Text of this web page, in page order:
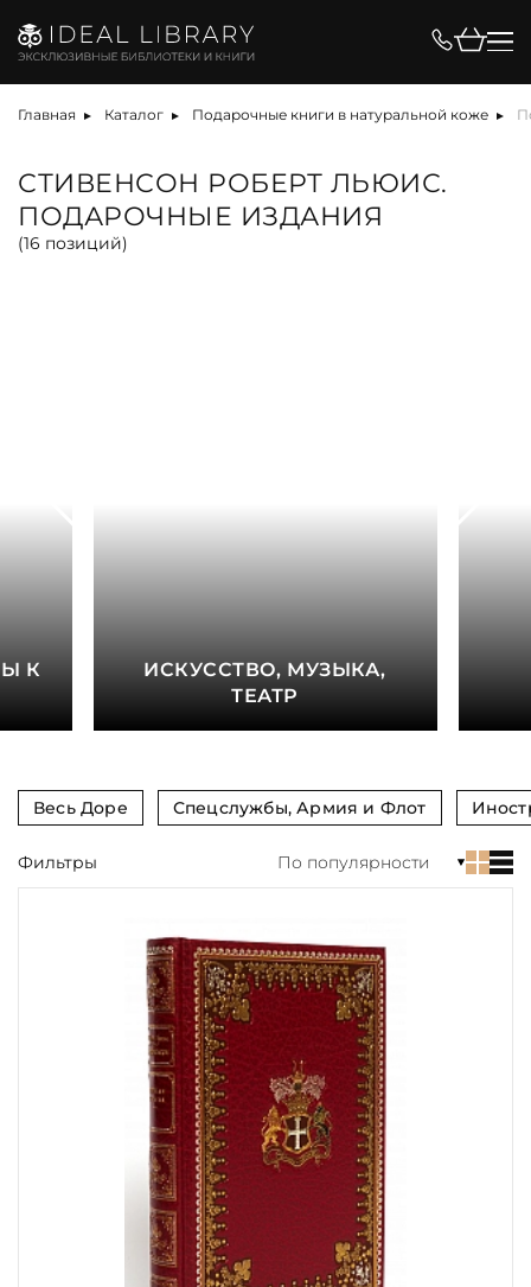
Главная Каталог Подарочные книги в натуральной коже
СТИВЕНСОН РОБЕРТ ЛЬЮИС.
ПОДАРОЧНЫЕ ИЗДАНИЯ
(16 позиций)
К
ИСКУССТВО, МУЗЫКА,
ТЕАТР
Весь Доре Спецслужбы, Армия и Флот
Цена, ₽
Вид
Язык
Обрез
Тиснение
Фильтры По популярности